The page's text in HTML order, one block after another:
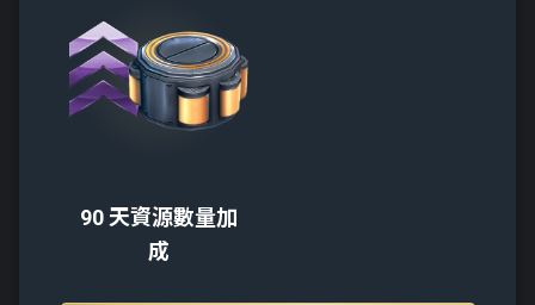
90 天資源數量加
成